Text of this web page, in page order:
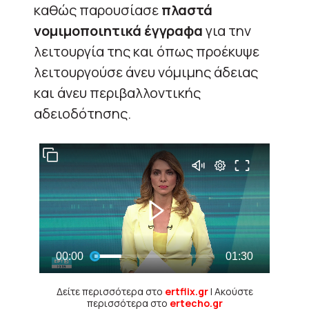
καθώς παρουσίασεπλαστά
νομιμοποιητικά έγγραφαγια την
λειτουργία της και όπως προέκυψε
λειτουργούσε άνευ νόμιμης άδειας
και άνευ περιβαλλοντικής
αδειοδότησης.
Δείτε περισσότερα στο ertflix.gr| Ακούστε
περισσότερα στο ertecho.gr